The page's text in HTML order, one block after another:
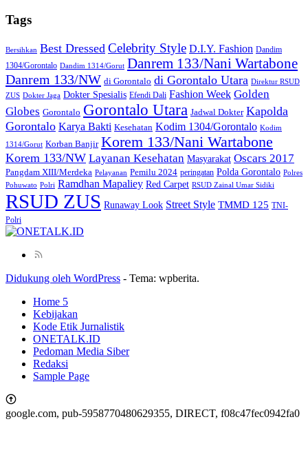
Tags
Bersihkan Best Dressed Celebrity Style D.I.Y. Fashion Dandim
1304/Gorontalo Dandim 1314/Gorut Danrem 133/Nani Wartabone
Danrem 133/NW di Gorontalo di Gorontalo Utara Direktur RSUD
ZUS Dokter Jaga Dokter Spesialis Efendi Dali Fashion Week Golden
Globes Gorontalo Gorontalo Utara Jadwal Dokter Kapolda
Gorontalo Karya Bakti Kesehatan Kodim 1304/Gorontalo Kodim
1314/Gorut Korban Banjir Korem 133/Nani Wartabone
Korem 133/NW Layanan Kesehatan Masyarakat Oscars 2017
Pangdam XIII/Merdeka Pelayanan Pemilu 2024 peringatan Polda Gorontalo Polres
Pohuwato Polri Ramdhan Mapaliey Red Carpet RSUD Zainal Umar Sidiki
RSUD ZUS Runaway Look Street Style TMMD 125 TNI-
Polri
Didukung oleh WordPress - Tema: wpberita.
Home 5
Kebijakan
Kode Etik Jurnalistik
ONETALK.ID
Pedoman Media Siber
Redaksi
Sample Page
google.com, pub-5958770480629355, DIRECT, f08c47fec0942fa0